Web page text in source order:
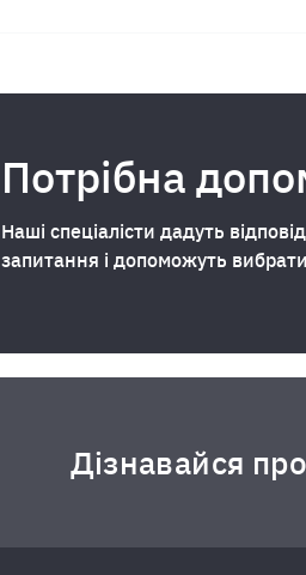
Потрібна
Наші спеціалісти дадуть
запитання і допоможуть
Дізнавайся